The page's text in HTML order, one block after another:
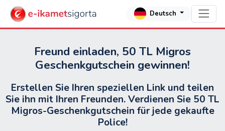
Deutsch
Freund einladen, 50 TL Migros
Geschenkgutschein gewinnen!
Erstellen Sie Ihren speziellen Link und teilen
Sie ihn mit Ihren Freunden. Verdienen Sie 50 TL
Migros-Geschenkgutschein für jede gekaufte
Police!